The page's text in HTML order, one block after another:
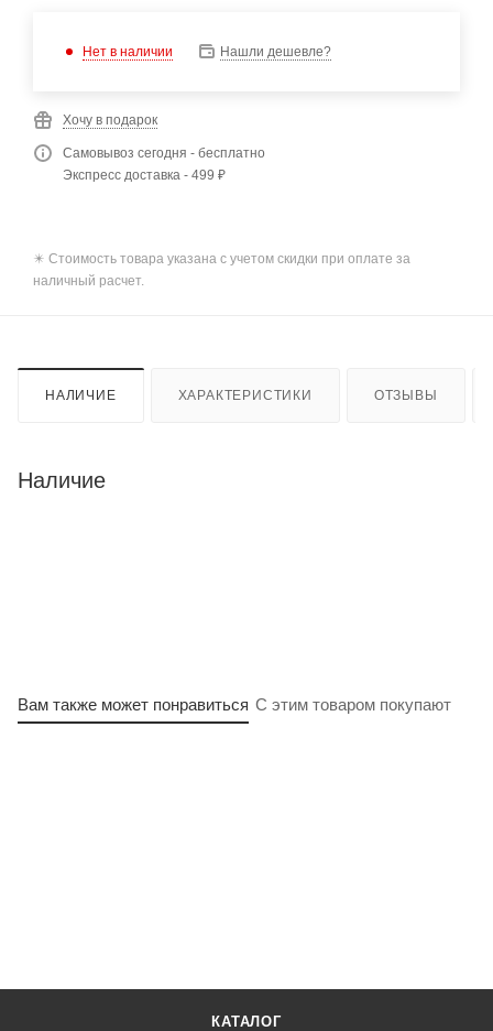
Нет в наличии Нашли дешевле?
Хочу в подарок
Самовывоз сегодня - бесплатно
Экспресс доставка - 499 ₽
✴️ Стоимость товара указана с учетом скидки при оплате за
наличный расчет.
НАЛИЧИЕ ХАРАКТЕРИСТИКИ ОТЗЫВЫ
Наличие
Вам также может понравиться С этим товаром покупают
КАТАЛОГ